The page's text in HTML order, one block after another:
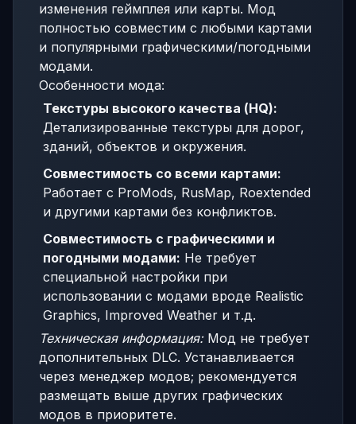
изменения геймплея или карты. Мод
полностью совместим с любыми картами
и популярными графическими/погодными
модами.
Особенности мода:
Текстуры высокого качества (HQ):
Детализированные текстуры для дорог,
зданий, объектов и окружения.
Совместимость со всеми картами:
Работает с ProMods, RusMap, Roextended
и другими картами без конфликтов.
Совместимость с графическими и
погодными модами: Не требует
специальной настройки при
использовании с модами вроде Realistic
Graphics, Improved Weather и т.д.
Техническая информация:Мод не требует
дополнительных DLC. Устанавливается
через менеджер модов; рекомендуется
размещать выше других графических
модов в приоритете.